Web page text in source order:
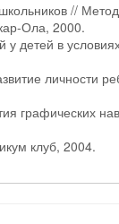
//
Ола, 2000.
детей в
личности
клуб, 2004.